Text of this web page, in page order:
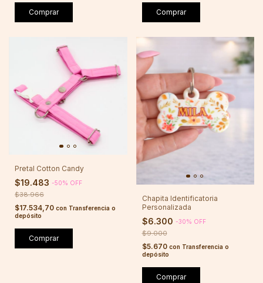
Comprar Comprar
Pretal Cotton Candy
$19.483 -50% OFF
$38.966
$17.534,70 con Transferencia o
depósito
Comprar
Chapita Identificatoria
Personalizada
$6.300 -30% OFF
$9.000
$5.670 con Transferencia o
depósito
Comprar